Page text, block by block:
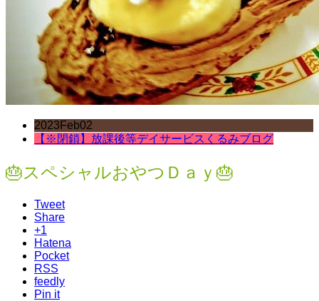
2023 Feb02
【※閉鎖】放課後等デイサービスくるみブログ
🎂スペシャルおやつＤａｙ🎂
Tweet
Share
+1
Hatena
Pocket
RSS
feedly
Pin it